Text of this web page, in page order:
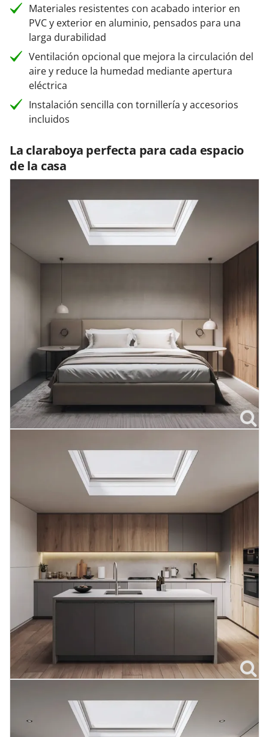
Materiales resistentes con acabado interior en
PVC y exterior en aluminio, pensados para una
larga durabilidad
Ventilación opcional que mejora la circulación del
aire y reduce la humedad mediante apertura
eléctrica
Instalación sencilla con tornillería y accesorios
incluidos
La claraboya perfecta para cada espacio
de la casa